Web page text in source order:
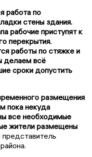
работа по
стены здания.
рабочие приступят к
перекрытия.
работы по стяжке и
делаем всё
сроки допустить
размещения
пока некуда
все необходимые
жители размещены
представитель